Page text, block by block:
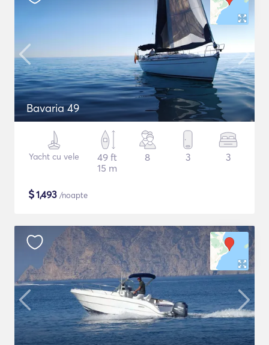
Bavaria 49
Yacht cu vele
49 ft
15 m
8 3 3
$1,493 /noapte